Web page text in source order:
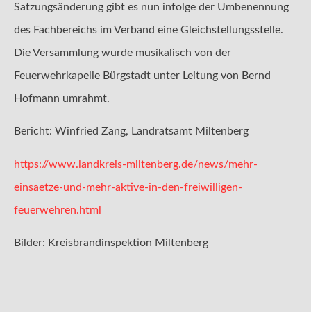
Satzungsänderung gibt es nun infolge der Umbenennung
des Fachbereichs im Verband eine Gleichstellungsstelle.
Die Versammlung wurde musikalisch von der
Feuerwehrkapelle Bürgstadt unter Leitung von Bernd
Hofmann umrahmt.
Bericht: Winfried Zang, Landratsamt Miltenberg
https://www.landkreis-miltenberg.de/news/mehr-
einsaetze-und-mehr-aktive-in-den-freiwilligen-
feuerwehren.html
Bilder: Kreisbrandinspektion Miltenberg